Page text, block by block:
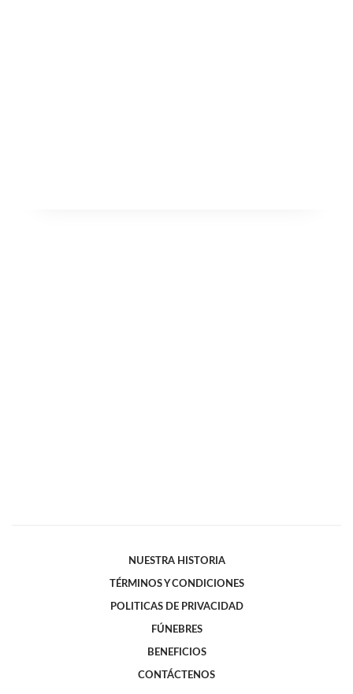
NUESTRA HISTORIA
TÉRMINOS Y CONDICIONES
POLITICAS DE PRIVACIDAD
FÚNEBRES
BENEFICIOS
CONTÁCTENOS